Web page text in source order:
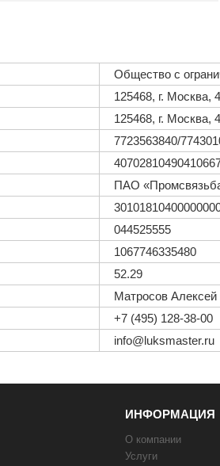
Общество с
125468, г. Москва,
125468, г. Москва,
7723563840/
ПАО
044525555
1067746335480
52.29
Матросов
+7 (495) 128-38-00
info@luksmaster.ru
ИНФОРМАЦИЯ
О компании
Услуги